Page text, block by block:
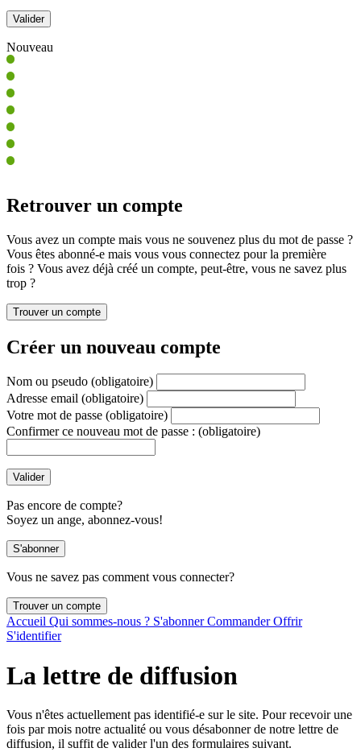
Nouveau
Retrouver un compte
Vous avez un compte mais vous ne souvenez plus du mot de passe ?
Vous êtes abonné-e mais vous vous connectez pour la première
fois ? Vous avez déjà créé un compte, peut-être, vous ne savez plus
trop ?
Créer un nouveau compte
Nom ou pseudo (obligatoire)
Adresse email (obligatoire)
Votre mot de passe (obligatoire)
Confirmer ce nouveau mot de passe : (obligatoire)
Pas encore de compte?
Soyez un ange, abonnez-vous!
Vous ne savez pas comment vous connecter?
Accueil Qui sommes-nous ? S'abonnerCommanderOffrir
S'identifier
La lettre de diffusion
Vous n'êtes actuellement pas identifié-e sur le site. Pour recevoir une
fois par mois notre actualité ou vous désabonner de notre lettre de
diffusion, il suffit de valider l'un des formulaires suivant.